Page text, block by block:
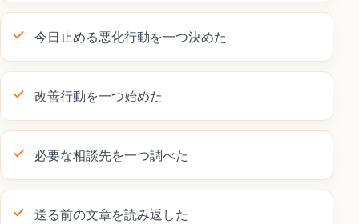
今日止める悪化行動を一つ決めた
改善行動を一つ始めた
必要な相談先を一つ調べた
送る前の文章を読み返した